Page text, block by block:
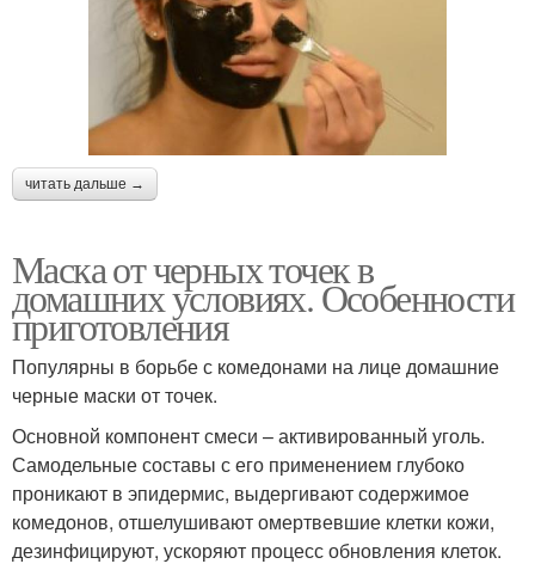
читать дальше →
Маска от черных точек в
домашних условиях. Особенности
приготовления
Популярны в борьбе с комедонами на лице домашние
черные маски от точек.
Основной компонент смеси – активированный уголь.
Самодельные составы с его применением глубоко
проникают в эпидермис, выдергивают содержимое
комедонов, отшелушивают омертвевшие клетки кожи,
дезинфицируют, ускоряют процесс обновления клеток.